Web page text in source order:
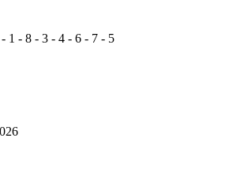
- 1 - 8 - 3 - 4 - 6 - 7 - 5